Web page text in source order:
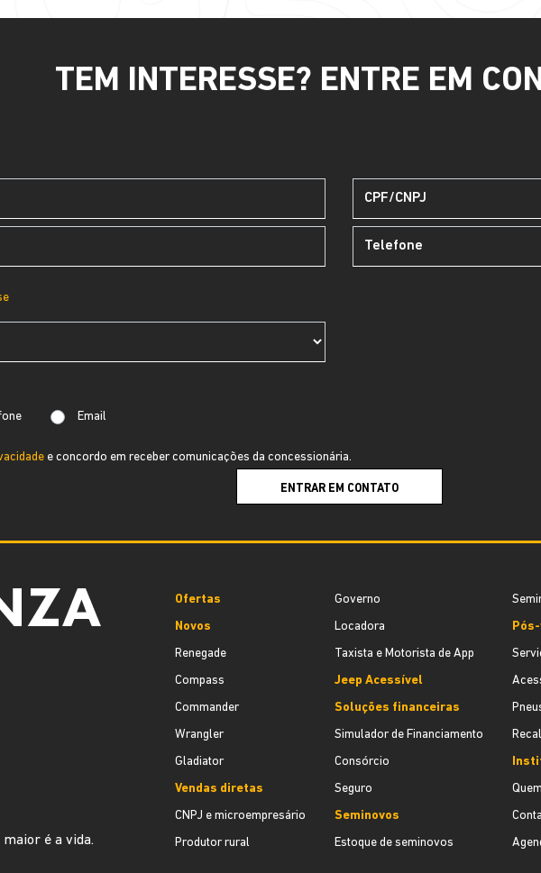
TEM INTERESSE? ENTRE EM
Email
e concordo em receber comunicações da concessionária.
ENTRAR EM CONTATO
maior é a vida.
Ofertas
Novos
Renegade
Compass
Commander
Wrangler
Gladiator
Vendas diretas
CNPJ e microempresário
Produtor rural
Governo
Locadora
Taxista e Motorista de App
Jeep Acessível
Soluções financeiras
Simulador de Financiamento
Consórcio
Seguro
Seminovos
Estoque de seminovos